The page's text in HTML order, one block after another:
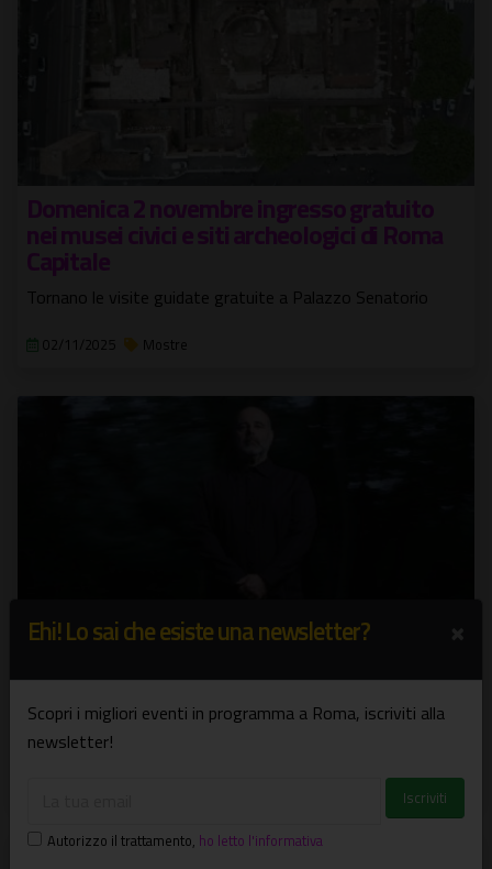
Domenica 2 novembre ingresso gratuito
nei musei civici e siti archeologici di Roma
Capitale
Tornano le visite guidate gratuite a Palazzo Senatorio
02/11/2025 Mostre
Teho Teardo in concerto
In anteprima il nuovo album Teho Teardo Plays Twin Peaks
and Other Infinitives
Ehi! Lo sai che esiste una newsletter?
Scopri i migliori eventi in programma a Roma, iscriviti alla
newsletter!
Autorizzo il trattamento, ho letto l'informativa